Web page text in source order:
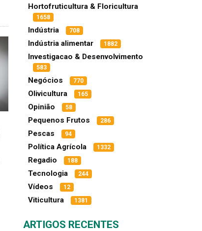
Hortofruticultura & Floricultura
1658
Indústria 708
Indústria alimentar 1882
Investigacao & Desenvolvimento
583
Negócios 770
Olivicultura 165
Opinião 58
Pequenos Frutos 286
Pescas 94
Política Agrícola 1332
Regadio 188
Tecnologia 244
Vídeos 12
Viticultura 1381
ARTIGOS RECENTES